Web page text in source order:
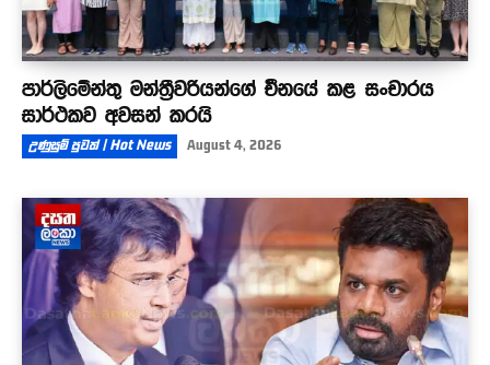
පාර්ලිමේන්තු මන්ත්‍රීවරියන්ගේ චීනයේ කළ සංචාරය
සාර්ථකව අවසන් කරයි
උණුසුම් පුවත් | Hot News August 4, 2026